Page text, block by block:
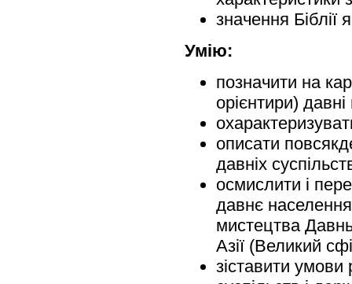
значення Біблії
Умію:
позначити на
орієнтири) давні
описати
давніх
осмислити і
давнє
мистецтва
Азії (Великий
зіставити умови